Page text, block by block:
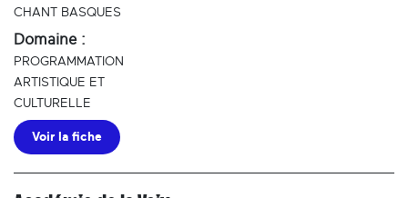
CHANT BASQUES
Domaine :
PROGRAMMATION
ARTISTIQUE ET
CULTURELLE
Voir la fiche